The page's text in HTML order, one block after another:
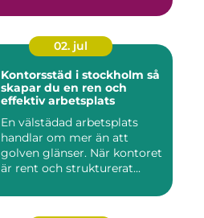
02. jul
Kontorsstäd i stockholm så
skapar du en ren och
effektiv arbetsplats
En välstädad arbetsplats
handlar om mer än att
golven glänser. När kontoret
är rent och strukturerat...